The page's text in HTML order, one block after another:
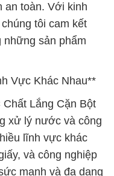
an toàn. Với kinh
tôi cam kết
những sản phẩm
Vực Khác Nhau**
Lắng Cặn Bột
xử lý nước và công
lĩnh vực khác
và công nghiệp
mạnh và đa dạng